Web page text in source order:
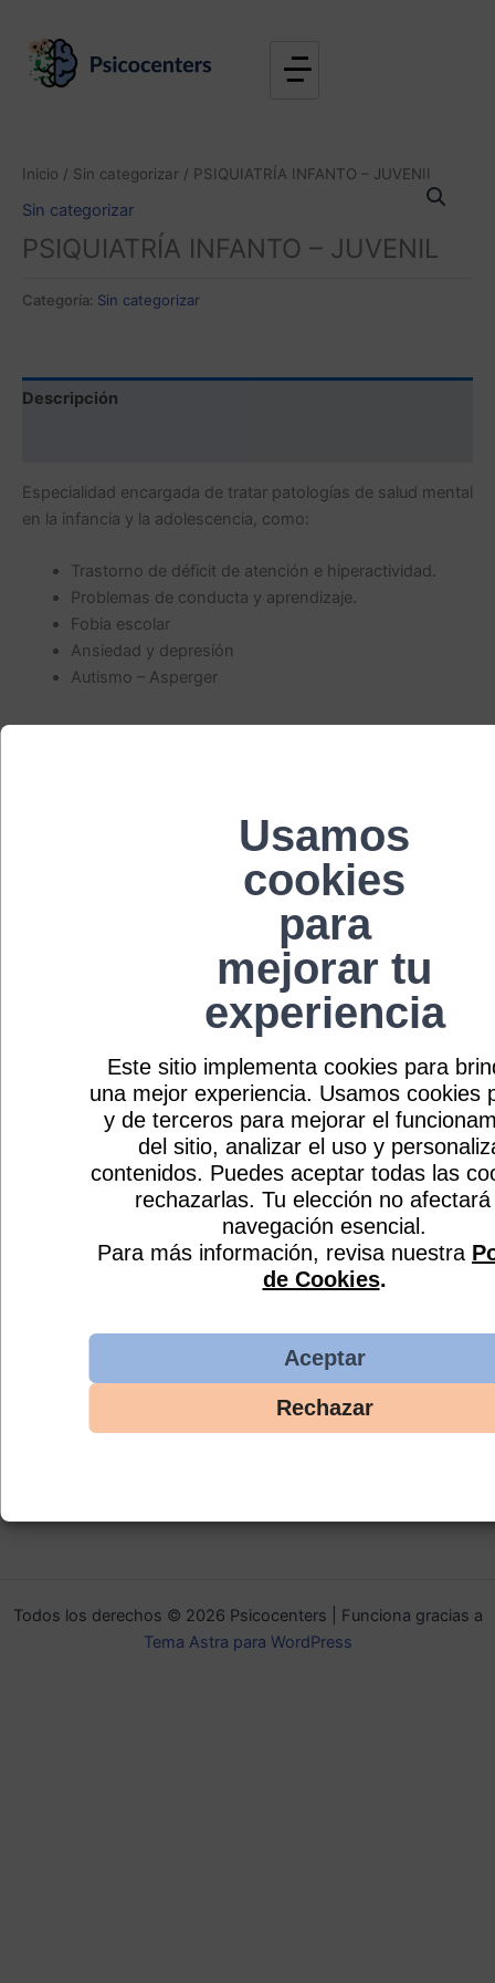
Usamos
cookies
para
mejorar tu
experiencia
Este sitio implementa cookies para
una mejor experiencia. Usamos cookies
y de terceros para mejorar el
del sitio, analizar el uso y
contenidos. Puedes aceptar todas las
rechazarlas. Tu elección no afectará
navegación esencial.
Para más información, revisa nuestra
de Cookies.
Aceptar
Rechazar
contenido
Inicio / Sin categorizar / PSIQUIATRÍA INFANTO – JUVENIL
Sin categorizar
PSIQUIATRÍA INFANTO – JUVENIL
Categoría: Sin categorizar
Descripción
Especialidad encargada de tratar patologías de salud mental
en la infancia y la adolescencia, como:
Trastorno de déficit de atención e hiperactividad.
Problemas de conducta y aprendizaje.
Fobia escolar
Ansiedad y depresión
Autismo – Asperger
NEUROLOGIA
Sin categorizar
PSIQUIATRÍA GENERAL
Leer más
Todos los derechos © 2026 Psicocenters | Funciona gracias a
Tema Astra para WordPress